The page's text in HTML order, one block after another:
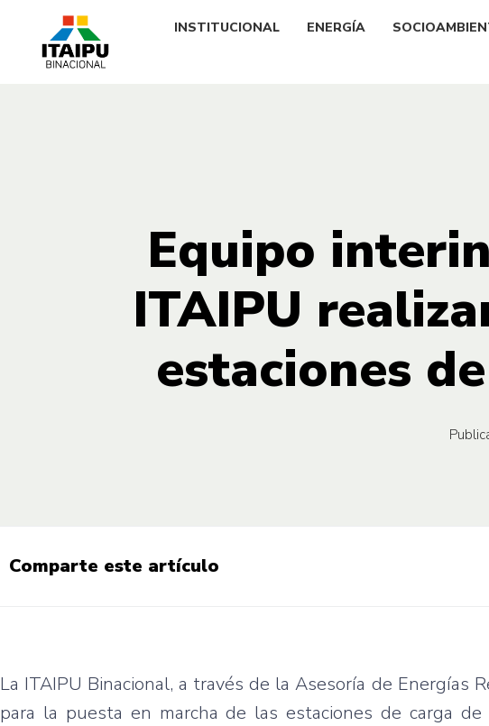
INSTITUCIONAL ENERGÍA
Equipo
ITAIPU
estaciones
Comparte este artículo
La ITAIPU Binacional, a través de la Asesoría de Energías
para la puesta en marcha de las estaciones de carga